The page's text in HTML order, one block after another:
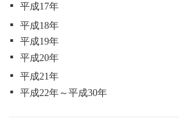
平成17年
平成18年
平成19年
平成20年
平成21年
平成22年～平成30年